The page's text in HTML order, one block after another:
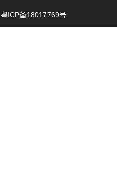
粤ICP备18017769号